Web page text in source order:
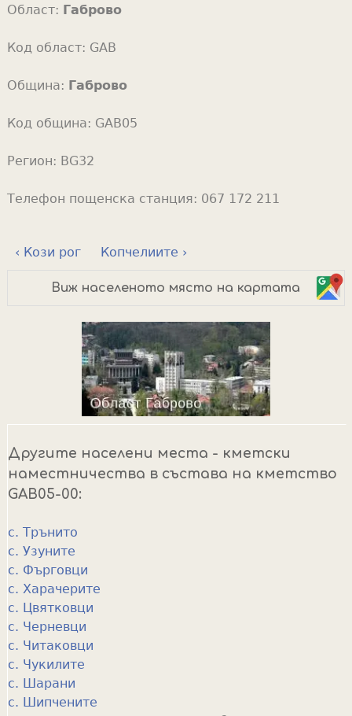
Област: Габрово
Код област: GAB
Община: Габрово
Код община: GAB05
Регион: BG32
Телефон пощенска станция: 067 172 211
‹ Кози рог Копчелиите ›
Виж населеното място на картата
Другите населени места - кметски
наместничества в състава на кметство
GAB05-00:
с. Трънито
с. Узуните
с. Фърговци
с. Харачерите
с. Цвятковци
с. Черневци
с. Читаковци
с. Чукилите
с. Шарани
с. Шипчените